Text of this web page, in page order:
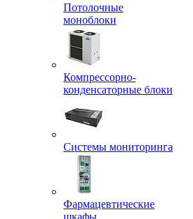
Потолочные
моноблоки
Компрессорно-
конденсаторные блоки
Системы мониторинга
Фармацевтические
шкафы